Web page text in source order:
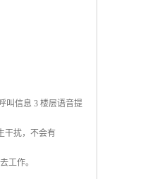
叫信息 3 楼层语音提
干扰，不会有
工作。